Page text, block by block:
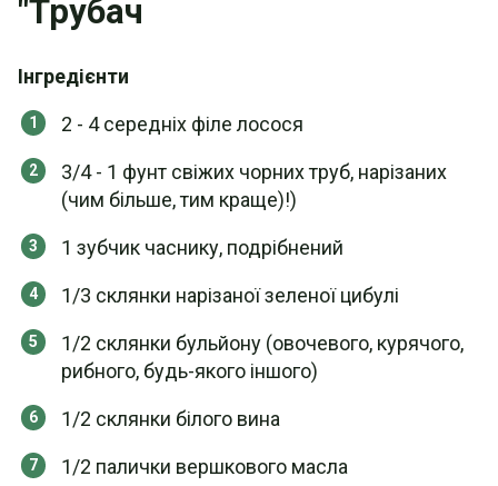
"Трубач
Інгредієнти
2 - 4 середніх філе лосося
3/4 - 1 фунт свіжих чорних труб, нарізаних
(чим більше, тим краще)!)
1 зубчик часнику, подрібнений
1/3 склянки нарізаної зеленої цибулі
1/2 склянки бульйону (овочевого, курячого,
рибного, будь-якого іншого)
1/2 склянки білого вина
1/2 палички вершкового масла